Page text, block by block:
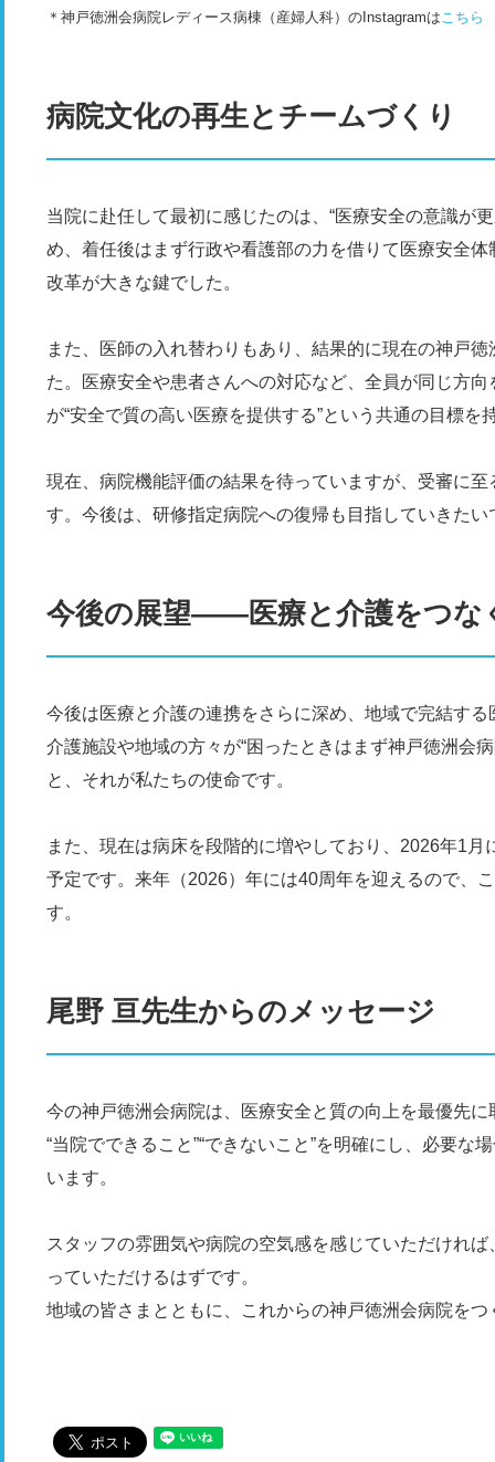
＊神戸徳洲会病院レディース病棟（産婦人科）のInstagramはこちら
病院文化の再生とチームづくり
当院に赴任して最初に感じたのは、“医療安全の意識が
め、着任後はまず行政や看護部の力を借りて医療安全
改革が大きな鍵でした。
また、医師の入れ替わりもあり、結果的に現在の神戸
た。医療安全や患者さんへの対応など、全員が同じ方
が“安全で質の高い医療を提供する”という共通の目標を
現在、病院機能評価の結果を待っていますが、受審に
す。今後は、研修指定病院への復帰も目指していきたい
今後の展望――医療と介護をつな
今後は医療と介護の連携をさらに深め、地域で完結す
介護施設や地域の方々が“困ったときはまず神戸徳洲会
と、それが私たちの使命です。
また、現在は病床を段階的に増やしており、2026年1
予定です。来年（2026）年には40周年を迎えるので、
す。
尾野 亘先生からのメッセージ
今の神戸徳洲会病院は、医療安全と質の向上を最優先に
“当院でできること”“できないこと”を明確にし、必要な
います。
スタッフの雰囲気や病院の空気感を感じていただけれ
っていただけるはずです。
地域の皆さまとともに、これからの神戸徳洲会病院を